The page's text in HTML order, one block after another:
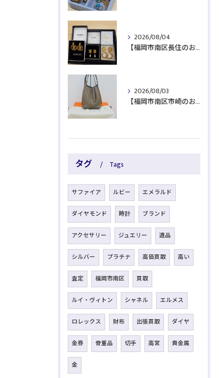
2026/08/04
【福岡市南区長住のお客様よりブランド品をお買取】
2026/08/03
【福岡市南区市崎のお客様よりブランド品をお買取】
タグ Tags
サファイア ルビー エメラルド
ダイヤモンド 時計 ブランド
アクセサリー ジュエリー 遺品
シルバー プラチナ 高価買取 高い
査定 福岡市南区 買取
ルイ・ヴィトン シャネル エルメス
ロレックス 財布 出張買取 ダイヤ
金券 骨董品 切手 高宮 貴金属
金